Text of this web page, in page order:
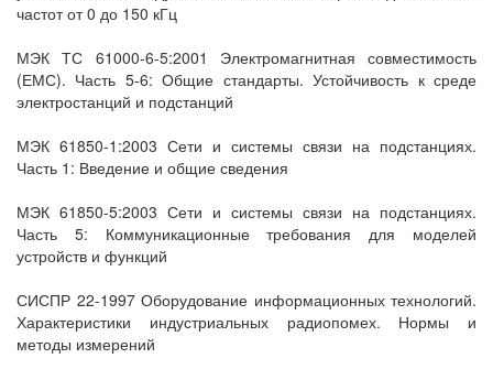
частот от 0 до 150 кГц
МЭК ТС 61000-6-5:2001 Электромагнитная совместимость
(ЕМС). Часть 5-6: Общие стандарты. Устойчивость к среде
электростанций и подстанций
МЭК 61850-1:2003 Сети и системы связи на подстанциях.
Часть 1: Введение и общие сведения
МЭК 61850-5:2003 Сети и системы связи на подстанциях.
Часть 5: Коммуникационные требования для моделей
устройств и функций
СИСПР 22-1997 Оборудование информационных технологий.
Характеристики индустриальных радиопомех. Нормы и
методы измерений